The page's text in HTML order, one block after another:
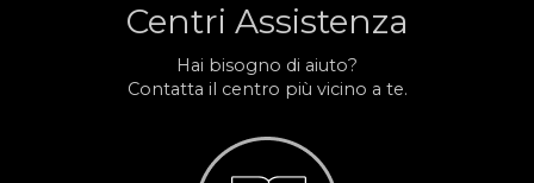
Centri Assistenza
Hai bisogno di aiuto?
Contatta il centro più vicino a te.